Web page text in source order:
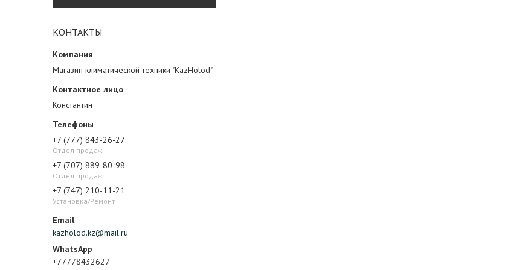
КОНТАКТЫ
Магазин климатической техники "KazHolod"
Константин
+7 (777) 843-26-27
Отдел продаж
+7 (707) 889-80-98
Отдел продаж
+7 (747) 210-11-21
Установка/Ремонт
kazholod.kz@mail.ru
+77778432627